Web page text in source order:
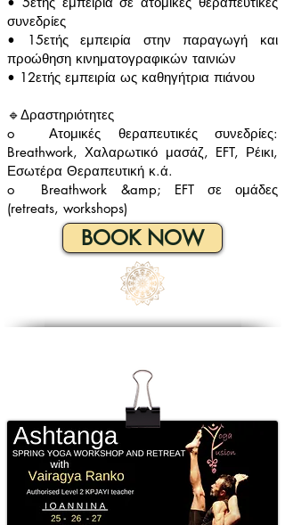
συνεδρίες
• 15ετής εμπειρία στην παραγωγή και
προώθηση κινηματογραφικών ταινιών
• 12ετής εμπειρία ως καθηγήτρια πιάνου
🔹Δραστηριότητες
o Ατομικές θεραπευτικές συνεδρίες:
Breathwork, Χαλαρωτικό μασάζ, EFT, Ρέικι,
Εσωτέρα Θεραπευτική κ.ά.
o
Breathwork &amp; EFT σε ομάδες
(retreats, workshops)
BOOK NOW